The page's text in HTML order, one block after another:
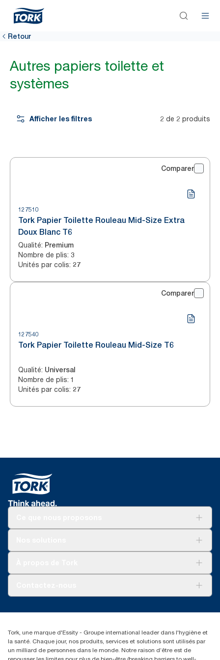
Retour
Autres papiers toilette et
systèmes
Afficher les filtres 2 de 2 produits
Comparer
127510
Tork Papier Toilette Rouleau Mid-Size Extra
Doux Blanc T6
Qualité: Premium
Nombre de plis: 3
Unités par colis: 27
Comparer
127540
Tork Papier Toilette Rouleau Mid-Size T6
Qualité: Universal
Nombre de plis: 1
Unités par colis: 27
+216 71 11 60 00
52 Rue 8601 ZI CHARGUIA 1
BP194.Tunis, Tunisie
Tork, une marque d'Essity - Groupe international leader dans l'hygiène et
la santé. Chaque jour, nos produits, services et solutions sont utilisés par
un milliard de personnes dans le monde. Notre raison d’être est de